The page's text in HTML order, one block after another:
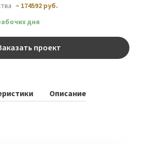
~ 174592 руб.
дня
проект
Описание